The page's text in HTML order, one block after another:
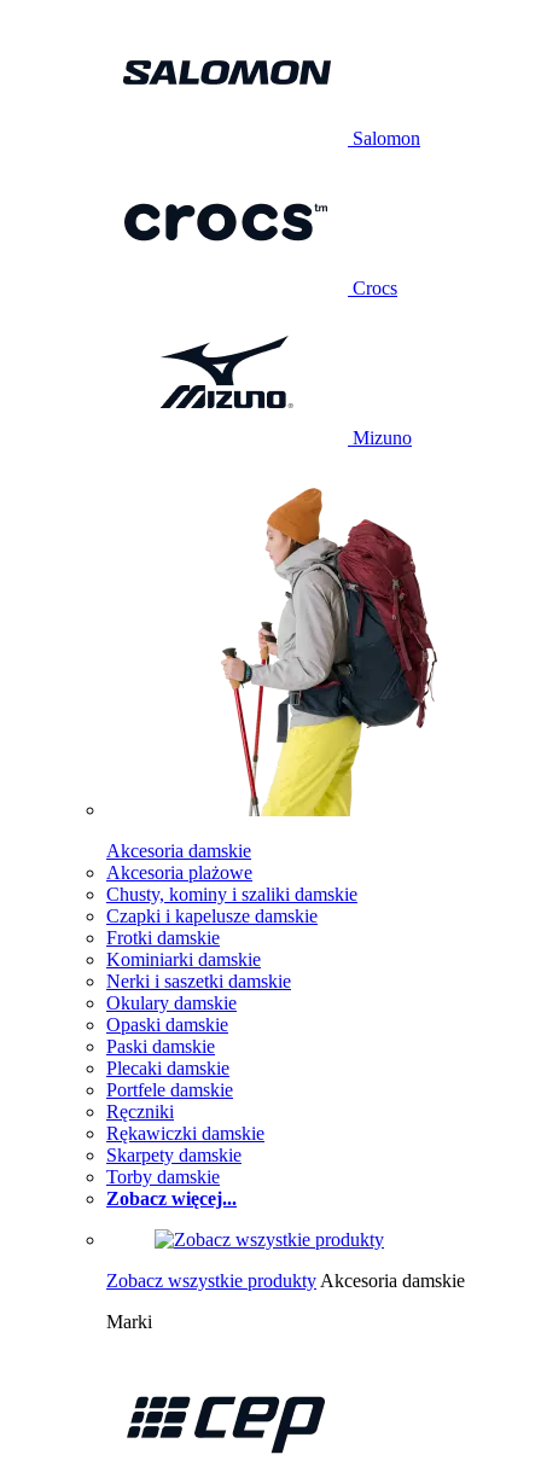
Salomon
Crocs
Mizuno
Akcesoria damskie
Akcesoria plażowe
Chusty, kominy i szaliki damskie
Czapki i kapelusze damskie
Frotki damskie
Kominiarki damskie
Nerki i saszetki damskie
Okulary damskie
Opaski damskie
Paski damskie
Plecaki damskie
Portfele damskie
Ręczniki
Rękawiczki damskie
Skarpety damskie
Torby damskie
Zobacz więcej...
Zobacz wszystkie produkty Akcesoria damskie
Marki